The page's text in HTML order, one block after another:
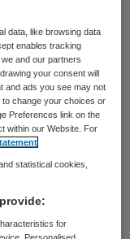
1997-
Dagblad.
2007
welke
abortus.
toename
data, like browsing data
enables tracking
and our partners
your consent will
and ads you see may not
change your choices or
Preferences link on the
within our Website. For
statistical cookies,
for